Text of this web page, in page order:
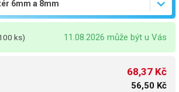
ks) 11.08.2026 může být u Vás
68,37 Kč
56,50 Kč